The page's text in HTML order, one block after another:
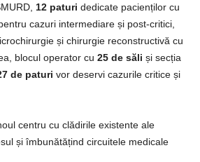
12 paturi dedicate pacienților cu
cazuri intermediare și post-critici,
și chirurgie reconstructivă cu
blocul operator cu 25 de săli și secția
de paturi vor deservi cazurile critice și
centru cu clădirile existente ale
și îmbunătățind circuitele medicale​